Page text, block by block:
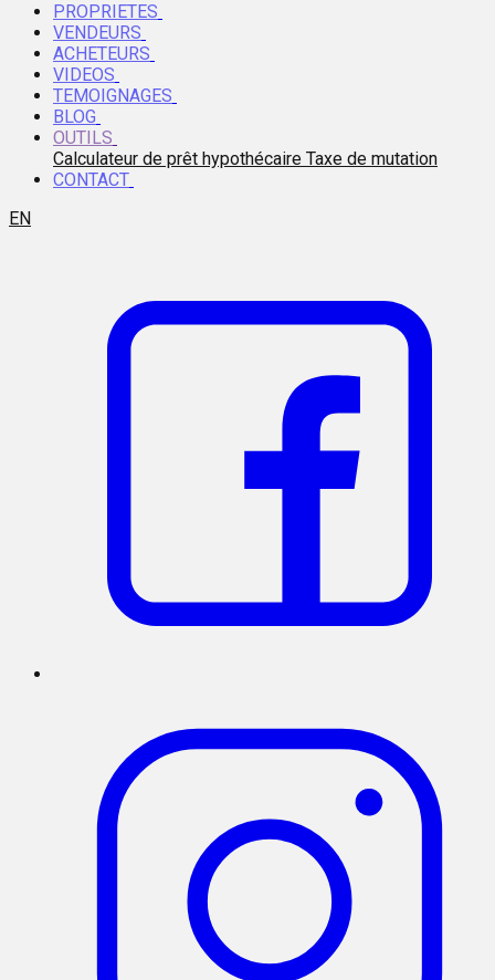
PROPRIETES
VENDEURS
ACHETEURS
VIDEOS
TEMOIGNAGES
BLOG
OUTILS
Calculateur de prêt hypothécaire Taxe de mutation
CONTACT
EN